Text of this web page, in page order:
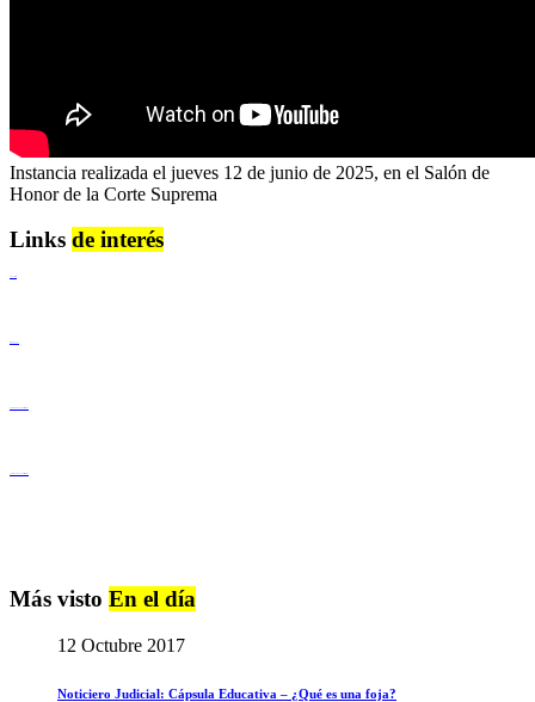
Instancia realizada el jueves 12 de junio de 2025, en el Salón de
Honor de la Corte Suprema
Links de interés
Más visto En el día
12 Octubre 2017
Noticiero Judicial: Cápsula Educativa – ¿Qué es una foja?